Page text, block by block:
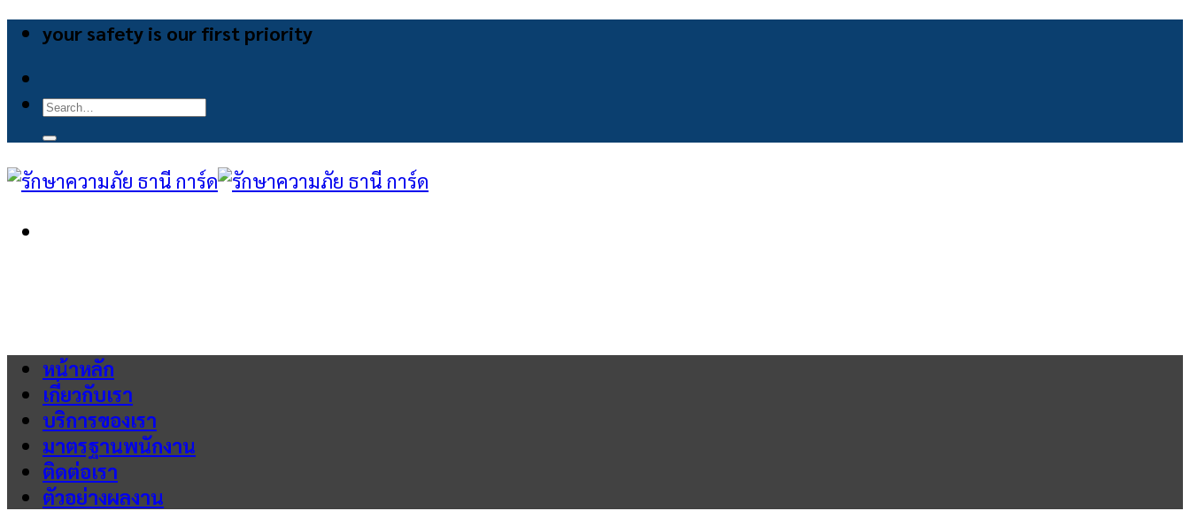
Skip
content
your safety is our first priority
Search
หน้าหลัก
เกี่ยวกับเรา
บริการของเรา
มาตรฐานพนักงาน
ติดต่อเรา
ตัวอย่างผลงาน